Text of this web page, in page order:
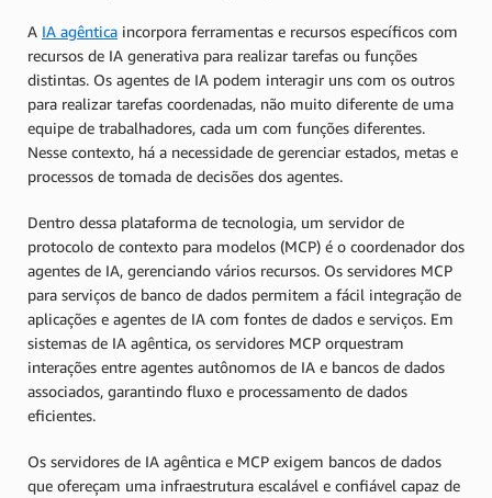
A IA agêntica incorpora ferramentas e recursos específicos com
recursos de IA generativa para realizar tarefas ou funções
distintas. Os agentes de IA podem interagir uns com os outros
para realizar tarefas coordenadas, não muito diferente de uma
equipe de trabalhadores, cada um com funções diferentes.
Nesse contexto, há a necessidade de gerenciar estados, metas e
processos de tomada de decisões dos agentes.
Dentro dessa plataforma de tecnologia, um servidor de
protocolo de contexto para modelos (MCP) é o coordenador dos
agentes de IA, gerenciando vários recursos. Os servidores MCP
para serviços de banco de dados permitem a fácil integração de
aplicações e agentes de IA com fontes de dados e serviços. Em
sistemas de IA agêntica, os servidores MCP orquestram
interações entre agentes autônomos de IA e bancos de dados
associados, garantindo fluxo e processamento de dados
eficientes.
Os servidores de IA agêntica e MCP exigem bancos de dados
que ofereçam uma infraestrutura escalável e confiável capaz de